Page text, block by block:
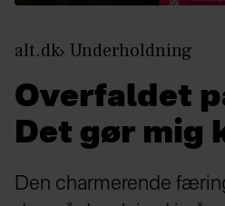
alt.dk Underholdning
Overfaldet
Det gør mig
Den charmerende